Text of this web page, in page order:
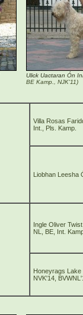
Ulick Uactaran Ón
BE Kamp., NJK'11)
Villa Rosas
Int., Pls. Kamp.
Liobhan Leesha
Ingle Oliver Twist
NL, BE, Int.
Honeyrags Lake
NVK'14,